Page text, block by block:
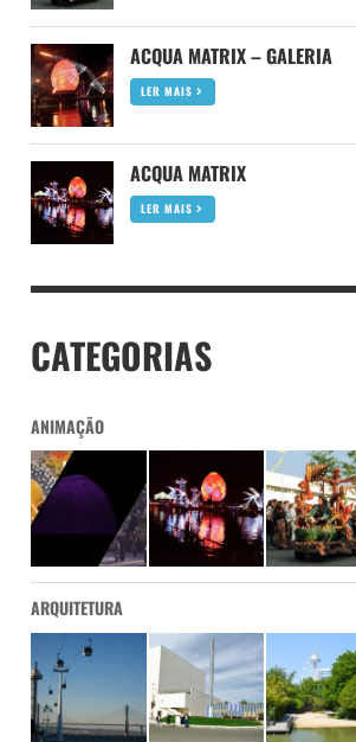
ACQUA MATRIX – GALERIA
LER MAIS
ACQUA MATRIX
LER MAIS
CATEGORIAS
ANIMAÇÃO
ARQUITETURA